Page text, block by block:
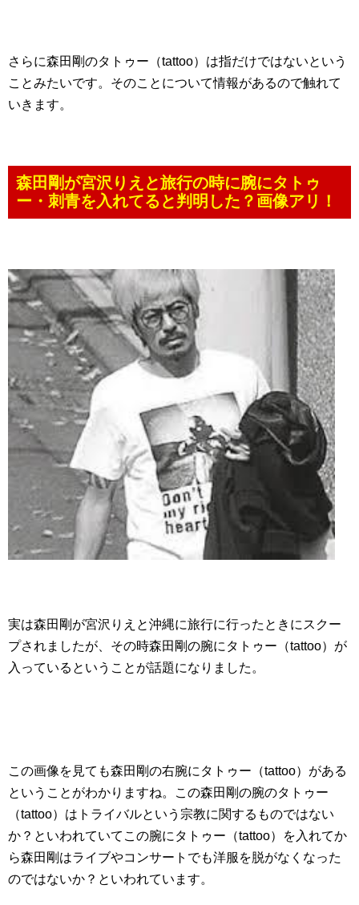
さらに森田剛のタトゥー（tattoo）は指だけではないという
ことみたいです。そのことについて情報があるので触れて
いきます。
森田剛が宮沢りえと旅行の時に腕にタトゥ
ー・刺青を入れてると判明した？画像アリ！
実は森田剛が宮沢りえと沖縄に旅行に行ったときにスクー
プされましたが、その時森田剛の腕にタトゥー（tattoo）が
入っているということが話題になりました。
この画像を見ても森田剛の右腕にタトゥー（tattoo）がある
ということがわかりますね。この森田剛の腕のタトゥー
（tattoo）はトライバルという宗教に関するものではない
か？といわれていてこの腕にタトゥー（tattoo）を入れてか
ら森田剛はライブやコンサートでも洋服を脱がなくなった
のではないか？といわれています。